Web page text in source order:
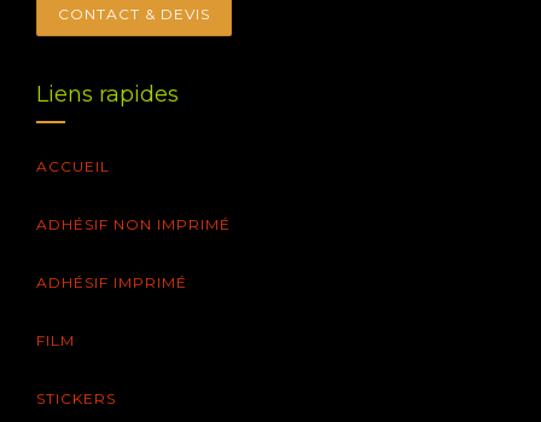
CONTACT & DEVIS
Liens rapides
ACCUEIL
ADHÉSIF NON IMPRIMÉ
ADHÉSIF IMPRIMÉ
FILM
STICKERS